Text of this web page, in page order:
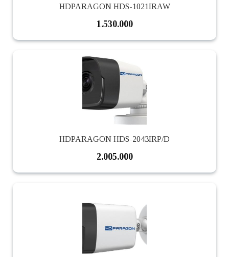
HDPARAGON HDS-1021IRAW
1.530.000
HDPARAGON HDS-2043IRP/D
2.005.000